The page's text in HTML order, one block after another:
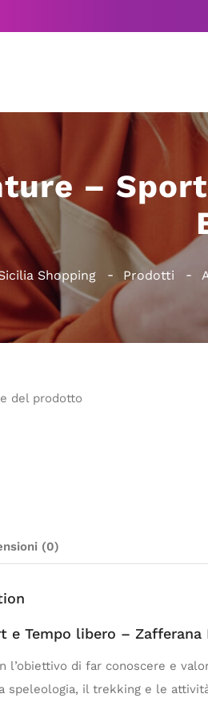
–
Shopping Prodotti
(0)
e Tempo libero – Zafferana
l’obiettivo di far conoscere e
speleologia, il trekking e le